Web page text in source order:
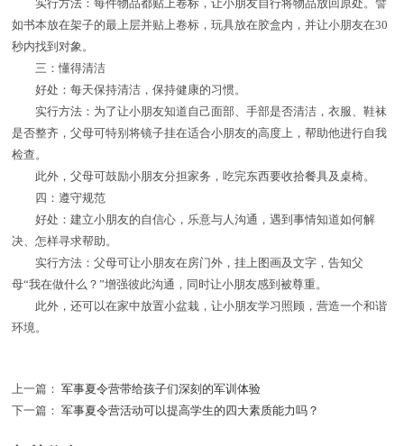
实行方法：每件物品都贴上卷标，让小朋友自行将物品放回原处。譬
如书本放在架子的最上层并贴上卷标，玩具放在胶盒内，并让小朋友在30
秒内找到对象。
三：懂得清洁
好处：每天保持清洁，保持健康的习惯。
实行方法：为了让小朋友知道自己面部、手部是否清洁，衣服、鞋袜
是否整齐，父母可特别将镜子挂在适合小朋友的高度上，帮助他进行自我
检查。
此外，父母可鼓励小朋友分担家务，吃完东西要收拾餐具及桌椅。
四：遵守规范
好处：建立小朋友的自信心，乐意与人沟通，遇到事情知道如何解
决、怎样寻求帮助。
实行方法：父母可让小朋友在房门外，挂上图画及文字，告知父
母“我在做什么？”增强彼此沟通，同时让小朋友感到被尊重。
此外，还可以在家中放置小盆栽，让小朋友学习照顾，营造一个和谐
环境。
上一篇： 军事夏令营带给孩子们深刻的军训体验
下一篇： 军事夏令营活动可以提高学生的四大素质能力吗？